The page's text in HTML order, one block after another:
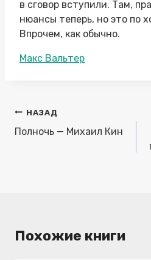
в сговор вступили. Там,
нюансы теперь, но это по
Впрочем, как обычно.
Метки
Макс Вальтер
Навигация
по
НАЗАД
Полночь — Михаил Кин
Похожие книги